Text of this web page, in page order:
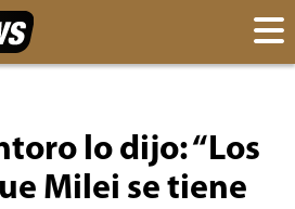
lo dijo: “Los
Milei se tiene